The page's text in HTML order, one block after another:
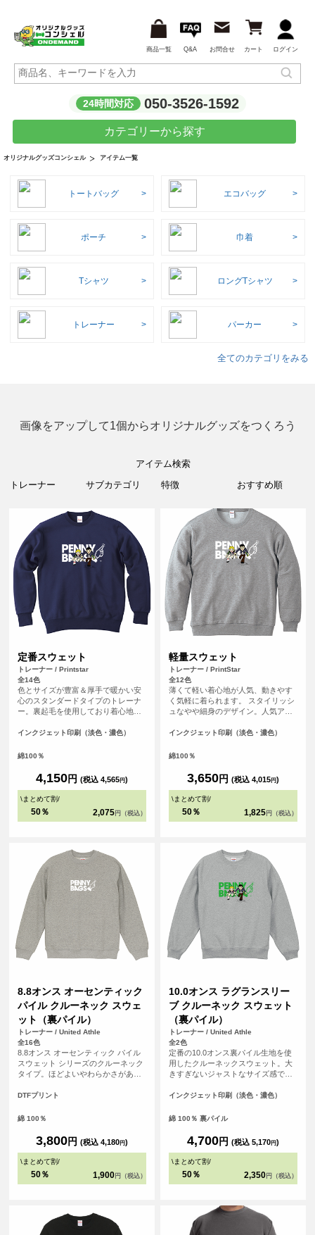
商品一覧 Q&A お問合せ カート ログイン
24時間対応 050-3526-1592
カテゴリーから探す
オリジナルグッズコンシェル アイテム一覧
トートバッグ エコバッグ
ポーチ 巾着
Tシャツ ロングTシャツ
トレーナー パーカー
全てのカテゴリをみる
画像をアップして1個からオリジナルグッズをつくろう
アイテム検索
定番スウェット
トレーナー / Printstar
全14色
色とサイズが豊富＆厚手で暖かい安
心のスタンダードタイプのトレーナ
ー。裏起毛を使用しており着心地も
うに作られています。秋冬のイベン
インクジェット印刷（淡色・濃色）
綿100％
4,150円 (税込 4,565円)
\まとめて割/
50％ 2,075 円（税込）
軽量スウェット
トレーナー / PrintStar
全12色
薄くて軽い着心地が人気、動きやす
く気軽に着られます。 スタイリッシ
ュなやや細身のデザイン。人気アパ
クオリティーです。
インクジェット印刷（淡色・濃色）
綿100％
3,650円 (税込 4,015円)
\まとめて割/
50％ 1,825 円（税込）
8.8オンス オーセンティック
パイル クルーネック スウェ
ット（裏パイル）
トレーナー / United Athle
全16色
8.8オンス オーセンティック パイル
スウェット シリーズのクルーネック
タイプ。ほどよいやわらかさがあり
厚みのアイテムです。また、ざっく
着用時の絶妙な袖のルーズさを演出
DTFプリント
綿 100％
3,800円 (税込 4,180円)
\まとめて割/
50％ 1,900 円（税込）
10.0オンス ラグランスリー
ブ クルーネック スウェット
（裏パイル）
トレーナー / United Athle
全2色
定番の10.0オンス裏パイル生地を使
用したクルーネックスウェット。大
きすぎないジャストなサイズ感であ
調整しアウトラインに丸みをつける
した。
インクジェット印刷（淡色・濃色）
綿 100％ 裏パイル
4,700円 (税込 5,170円)
\まとめて割/
50％ 2,350 円（税込）